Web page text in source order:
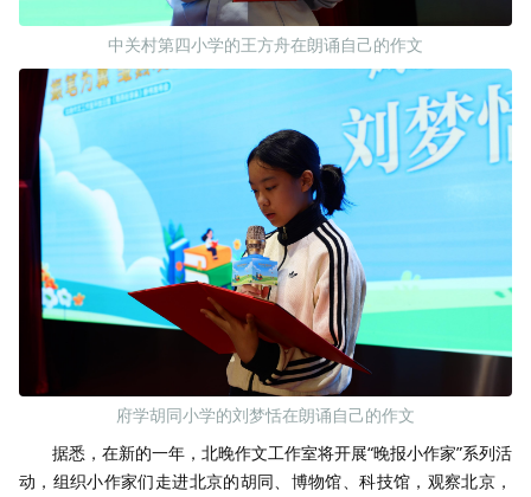
中关村第四小学的王方舟在朗诵自己的作文
府学胡同小学的刘梦恬在朗诵自己的作文
据悉，在新的一年，北晚作文工作室将开展“晚报小作家”系列活
动，组织小作家们走进北京的胡同、博物馆、科技馆，观察北京，